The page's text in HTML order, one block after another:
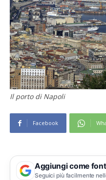
Il porto di Napoli
Facebook
Aggiungi come
Seguici più facilmente